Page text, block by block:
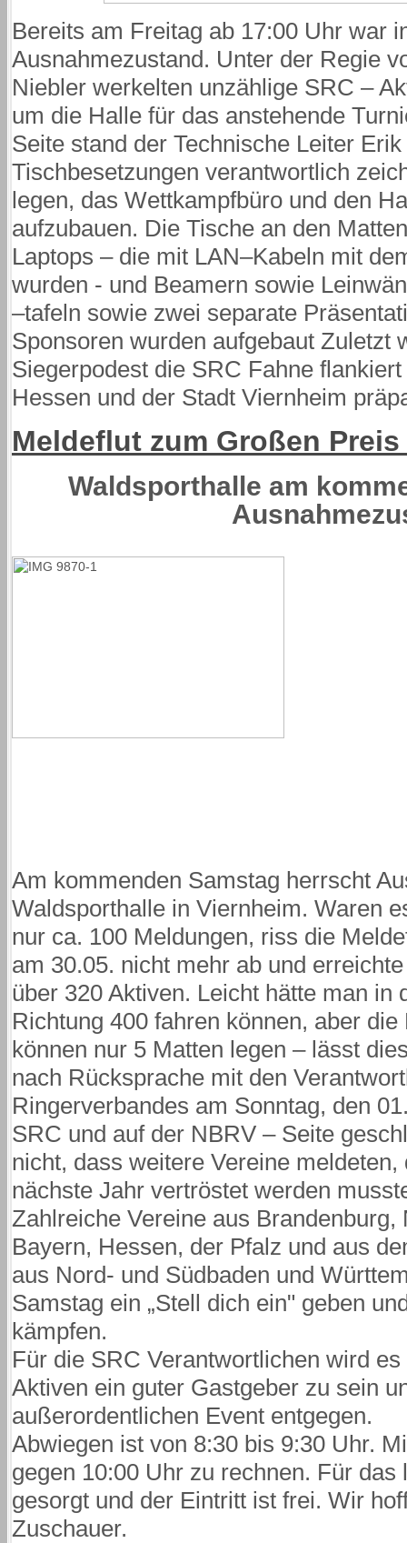
Bereits am Freitag ab 17:00 Uhr war
Ausnahmezustand. Unter der Regie
Niebler werkelten unzählige SRC –
um die Halle für das anstehende
Seite stand der Technische Leiter
Tischbesetzungen verantwortlich
legen, das Wettkampfbüro und den
aufzubauen. Die Tische an den
Laptops – die mit LAN–Kabeln mit
wurden - und Beamern sowie
–tafeln sowie zwei separate
Sponsoren wurden aufgebaut Zuletzt
Siegerpodest die SRC Fahne
Hessen und der Stadt Viernheim
Meldeflut zum Großen
Waldsporthalle am
Am kommenden Samstag herrscht
Waldsporthalle in Viernheim. Waren
nur ca. 100 Meldungen, riss die
am 30.05. nicht mehr ab und
über 320 Aktiven. Leicht hätte man in
Richtung 400 fahren können, aber
können nur 5 Matten legen – lässt
nach Rücksprache mit den
Ringerverbandes am Sonntag, den
SRC und auf der NBRV – Seite
nicht, dass weitere Vereine
nächste Jahr vertröstet werden
Zahlreiche Vereine aus
Bayern, Hessen, der Pfalz und aus
aus Nord- und Südbaden und
Samstag ein „Stell dich ein" geben
kämpfen.
Für die SRC Verantwortlichen wird
Aktiven ein guter Gastgeber zu sein
außerordentlichen Event entgegen.
Abwiegen ist von 8:30 bis 9:30 Uhr.
gegen 10:00 Uhr zu rechnen. Für
gesorgt und der Eintritt ist frei. Wir
Zuschauer.